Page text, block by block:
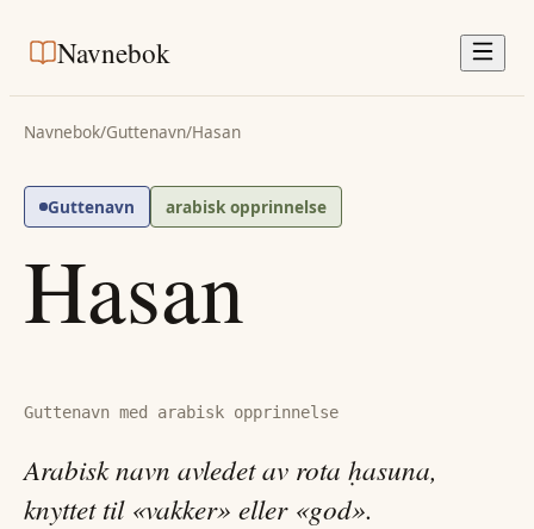
Navnebok
Navnebok/Guttenavn/Hasan
Guttenavn arabisk opprinnelse
Hasan
Guttenavn med arabisk opprinnelse
Arabisk navn avledet av rota ḥasuna,
knyttet til «vakker» eller «god».